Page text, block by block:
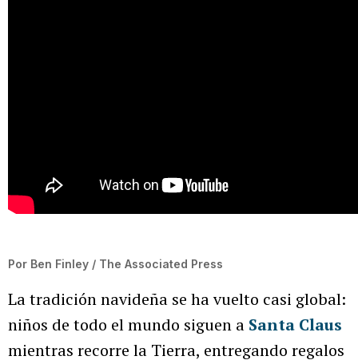
Por Ben Finley / The Associated Press
La tradición navideña se ha vuelto casi global:
niños de todo el mundo siguen a Santa Claus
mientras recorre la Tierra, entregando regalos